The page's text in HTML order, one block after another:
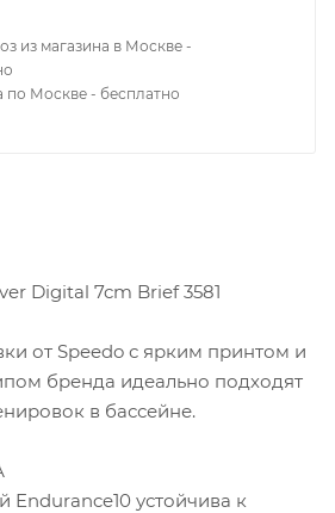
из магазина в Москве -
по Москве - бесплатно
Digital 7cm Brief 3581
от Speedo с ярким принтом и
бренда идеально подходят
в бассейне.
Endurance10 устойчива к